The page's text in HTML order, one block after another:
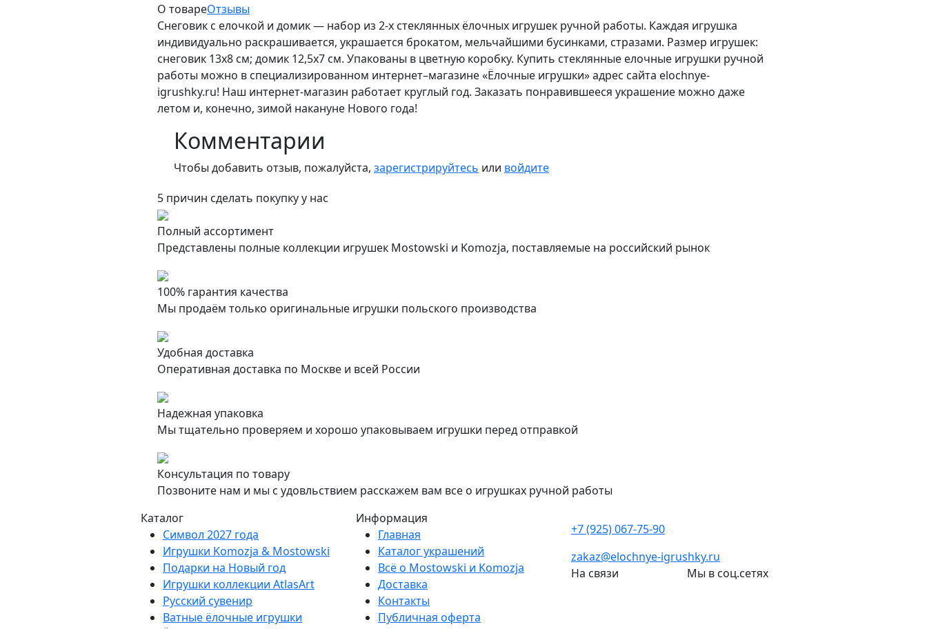
О товареОтзывы
Снеговик с елочкой и домик — набор из 2-х стеклянных ёлочных игрушек ручной работы. Каждая игрушка
индивидуально раскрашивается, украшается брокатом, мельчайшими бусинками, стразами. Размер игрушек:
снеговик 13х8 см; домик 12,5х7 см. Упакованы в цветную коробку. Купить стеклянные елочные игрушки ручной
работы можно в специализированном интернет–магазине «Ёлочные игрушки» адрес сайта elochnye-
igrushky.ru! Наш интернет-магазин работает круглый год. Заказать понравившееся украшение можно даже
летом и, конечно, зимой накануне Нового года!
Комментарии
Чтобы добавить отзыв, пожалуйста, зарегистрируйтесь или войдите
5 причин сделать покупку у нас
Полный ассортимент
Представлены полные коллекции игрушек Mostowski и Komozja, поставляемые на российский рынок
100% гарантия качества
Мы продаём только оригинальные игрушки польского производства
Удобная доставка
Оперативная доставка по Москве и всей России
Надежная упаковка
Мы тщательно проверяем и хорошо упаковываем игрушки перед отправкой
Консультация по товару
Позвоните нам и мы с удовльствием расскажем вам все о игрушках ручной работы
Каталог
Символ 2027 года
Игрушки Komozja & Mostowski
Подарки на Новый год
Игрушки коллекции AtlasArt
Русский сувенир
Ватные ёлочные игрушки
Информация
Главная
Каталог украшений
Всё о Mostowski и Komozja
Доставка
Контакты
Публичная оферта
+7 (925) 067-75-90
zakaz@elochnye-igrushky.ru
На связи
Мы в соц.сетях